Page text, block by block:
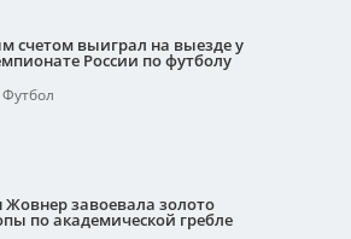
счетом выиграл на выезде у
России по футболу
Футбол
Жовнер завоевала золото
по академической гребле